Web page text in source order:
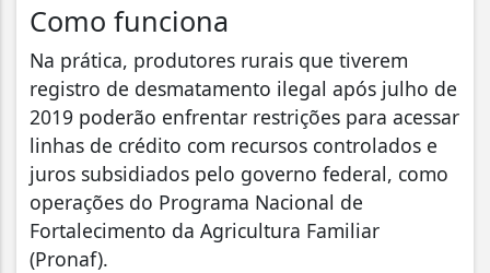
Como funciona
Na prática, produtores rurais que tiverem
registro de desmatamento ilegal após julho de
2019 poderão enfrentar restrições para acessar
linhas de crédito com recursos controlados e
juros subsidiados pelo governo federal, como
operações do Programa Nacional de
Fortalecimento da Agricultura Familiar
(Pronaf).